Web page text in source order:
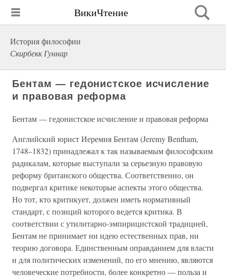
ВикиЧтение
История философии
Скирбекк Гуннар
Бентам — гедонистское исчисление
и правовая реформа
Бентам — гедонистское исчисление и правовая реформа
Английский юрист Иеремия Бентам (Jeremy Bentham,
1748–1832) принадлежал к так называемым философским
радикалам, которые выступали за серьезную правовую
реформу британского общества. Соответственно, он
подвергал критике некоторые аспекты этого общества.
Но тот, кто критикует, должен иметь нормативный
стандарт, с позиций которого ведется критика. В
соответствии с утилитарно-эмпирицистской традицией,
Бентам не принимает ни идею естественных прав, ни
теорию договора. Единственным оправданием для власти
и для политических изменений, по его мнению, являются
человеческие потребности, более конкретно — польза и